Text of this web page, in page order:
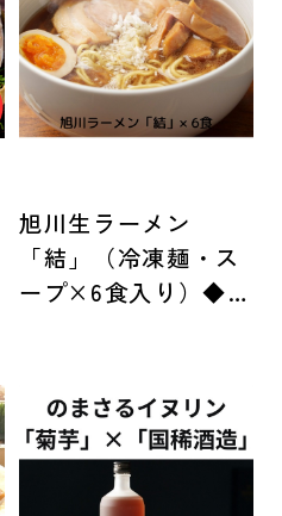
旭川生ラーメン
「結」（冷凍麺・ス
ープ×6食入り）◆人